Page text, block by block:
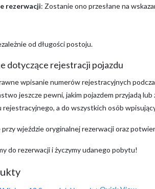
rezerwacji: Zostanie ono przesłane na
od długości postoju.
dotyczące rejestracji pojazdu
wpisanie numerów rejestracyjnych
jeszcze pewni, jakim pojazdem przyjadą
rejestracyjnego, a do wszystkich osób
wjeździe oryginalnej rezerwacji oraz
do rezerwacji i życzymy udanego pobytu!